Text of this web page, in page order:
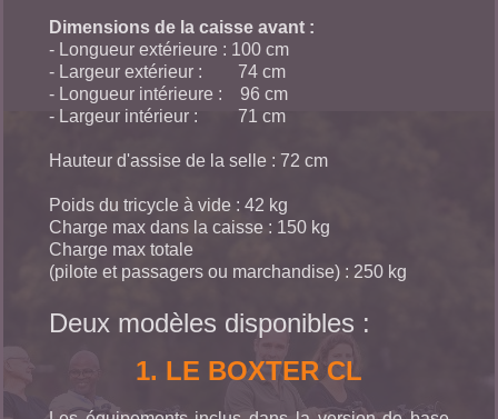
Dimensions de la caisse avant :
- Longueur extérieure : 100 cm
- Largeur extérieur : 74 cm
- Longueur intérieure : 96 cm
- Largeur intérieur : 71 cm
Hauteur d'assise de la selle : 72 cm
Poids du tricycle à vide : 42 kg
Charge max dans la caisse : 150 kg
Charge max totale
(pilote et passagers ou marchandise) : 250 kg
Deux modèles disponibles :
1. LE BOXTER CL